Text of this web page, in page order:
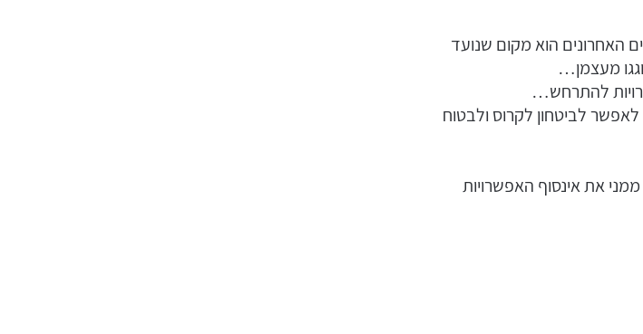
האחרונים הוא מקום שנועד
מעצמן…
להתרחש…
לביטחון לקרוס ולבטוח
את אינסוף האפשרויות